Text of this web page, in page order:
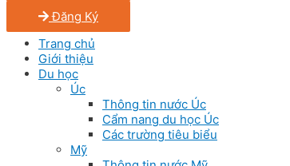
Đăng Ký
Trang chủ
Giới thiệu
Du học
Úc
Thông tin nước Úc
Cẩm nang du học Úc
Các trường tiêu biểu
Mỹ